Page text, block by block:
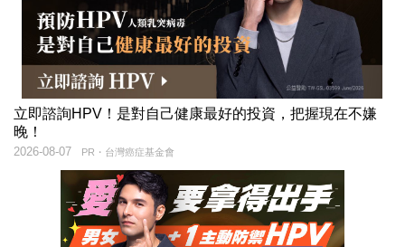
立即諮詢HPV！是對自己健康最好的投資，把握現在不嫌
晚！
PR・台灣癌症基金會
2026-08-07